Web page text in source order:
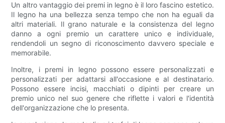
Un altro vantaggio dei premi in legno è il loro fascino estetico.
Il legno ha una bellezza senza tempo che non ha eguali da
altri materiali. Il grano naturale e la consistenza del legno
danno a ogni premio un carattere unico e individuale,
rendendoli un segno di riconoscimento davvero speciale e
memorabile.
Inoltre, i premi in legno possono essere personalizzati e
personalizzati per adattarsi all'occasione e al destinatario.
Possono essere incisi, macchiati o dipinti per creare un
premio unico nel suo genere che riflette i valori e l'identità
dell'organizzazione che lo presenta.